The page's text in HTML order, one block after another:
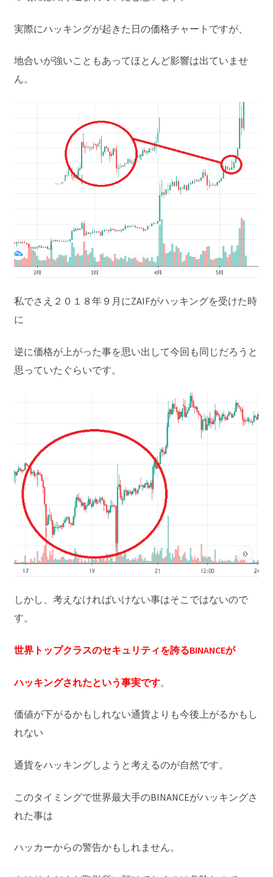
実際にハッキングが起きた日の価格チャートですが、
地合いが強いこともあってほとんど影響は出ていませ
ん。
私でさえ２０１８年９月にZAIFがハッキングを受けた時
に
逆に価格が上がった事を思い出して今回も同じだろうと
思っていたぐらいです。
しかし、考えなければいけない事はそこではないので
す。
世界トップクラスのセキュリティを誇るBINANCEが
ハッキングされたという事実です。
価値が下がるかもしれない通貨よりも今後上がるかもし
れない
通貨をハッキングしようと考えるのが自然です。
このタイミングで世界最大手のBINANCEがハッキングさ
れた事は
ハッカーからの警告かもしれません。